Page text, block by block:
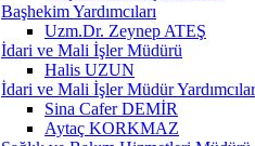
Başhekim Yardımcıları
Uzm.Dr. Zeynep ATEŞ
İdari ve Mali İşler Müdürü
Halis UZUN
İdari ve Mali İşler Müdür
Sina Cafer DEMİR
Aytaç KORKMAZ